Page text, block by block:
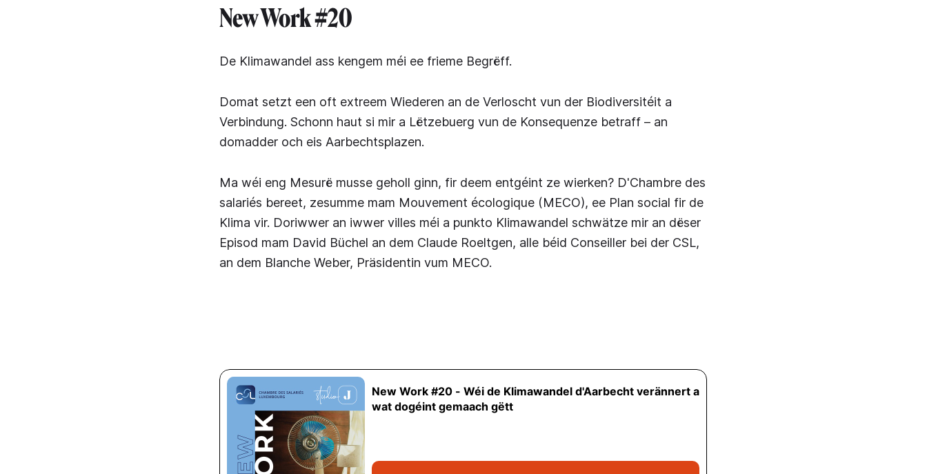
New Work #20
De Klimawandel ass kengem méi ee frieme Begrëff.
Domat setzt een oft extreem Wiederen an de Verloscht vun der Biodiversitéit a
Verbindung. Schonn haut si mir a Lëtzebuerg vun de Konsequenze betraff – an
domadder och eis Aarbechtsplazen.
Ma wéi eng Mesurë musse geholl ginn, fir deem entgéint ze wierken? D'Chambre des
salariés bereet, zesumme mam Mouvement écologique (MECO), ee Plan social fir de
Klima vir. Doriwwer an iwwer villes méi a punkto Klimawandel schwätze mir an dëser
Episod mam David Büchel an dem Claude Roeltgen, alle béid Conseiller bei der CSL,
an dem Blanche Weber, Präsidentin vum MECO.